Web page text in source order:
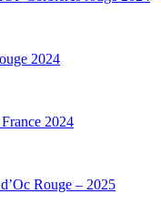
2024
2024
Rouge – 2025